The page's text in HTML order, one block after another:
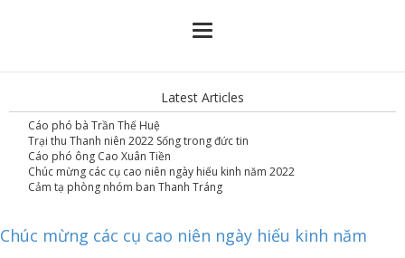
Latest Articles
Cáo phó bà Trần Thế Huệ
Trại thu Thanh niên 2022 Sống trong đức tin
Cáo phó ông Cao Xuân Tiền
Chúc mừng các cụ cao niên ngày hiếu kinh năm 2022
Cảm tạ phòng nhóm ban Thanh Tráng
Chúc mừng các cụ cao niên ngày hiếu kinh năm